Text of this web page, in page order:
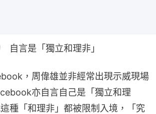
自言是「獨立和理非」
，周偉雄並非經常出現示威現場
亦自言自己是「獨立和理
種「和理非」都被限制入境，「究